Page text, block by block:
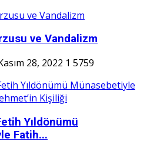
ve Vandalizm
28, 2022 1 5759
Yıldönümü
Fatih...